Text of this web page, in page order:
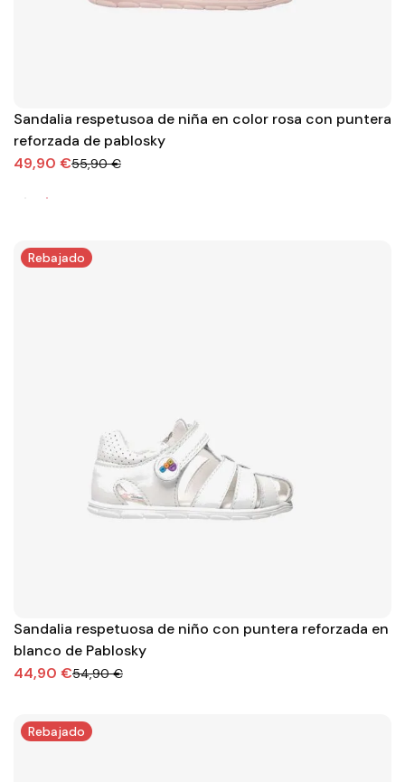
Sandalia respetusoa de niña en color rosa con puntera
reforzada de pablosky
49,90 €55,90 €
Rebajado
Sandalia respetuosa de niño con puntera reforzada en
blanco de Pablosky
44,90 €54,90 €
Rebajado